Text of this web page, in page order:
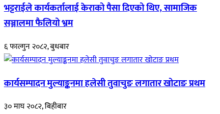
भट्टराईले कार्यकर्तालाई केराको पैसा दिएको थिए, सामाजिक
सञ्जालमा फैलियो भ्रम
६ फाल्गुन २०८२, बुधबार
कार्यसम्पादन मुल्याङ्कनमा हलेसी तुवाचुङ लगातार खोटाङ प्रथम
३० माघ २०८२, बिहीबार